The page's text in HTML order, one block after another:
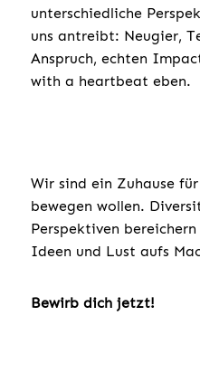
unterschiedliche
uns antreibt: Neugier,
Anspruch, echten
with a heartbeat eben.
Wir sind ein Zuhause
bewegen wollen.
Perspektiven
Ideen und Lust aufs
Bewirb dich jetzt!